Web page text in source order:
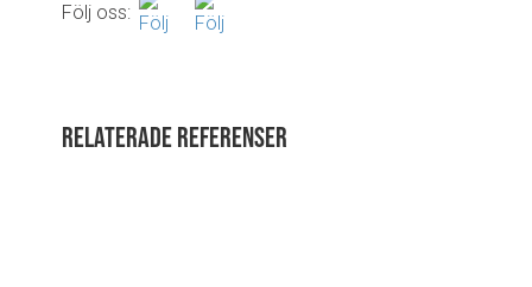
Följ oss:
Relaterade referenser